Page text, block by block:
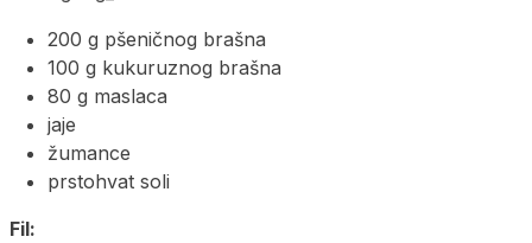
200 g pšeničnog brašna
100 g kukuruznog brašna
80 g maslaca
jaje
žumance
prstohvat soli
Fil: